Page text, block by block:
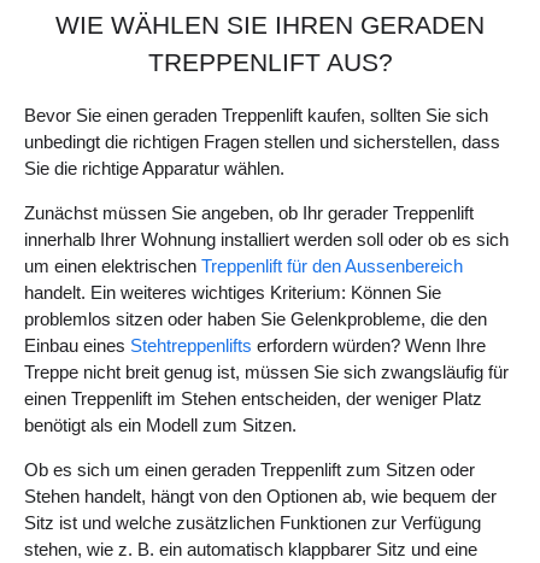
WIE WÄHLEN SIE IHREN GERADEN
TREPPENLIFT AUS?
Bevor Sie einen geraden Treppenlift kaufen, sollten Sie sich
unbedingt die richtigen Fragen stellen und sicherstellen, dass
Sie die richtige Apparatur wählen.
Zunächst müssen Sie angeben, ob Ihr gerader Treppenlift
innerhalb Ihrer Wohnung installiert werden soll oder ob es sich
um einen elektrischen Treppenlift für den Aussenbereich
handelt. Ein weiteres wichtiges Kriterium: Können Sie
problemlos sitzen oder haben Sie Gelenkprobleme, die den
Einbau eines Stehtreppenlifts erfordern würden? Wenn Ihre
Treppe nicht breit genug ist, müssen Sie sich zwangsläufig für
einen Treppenlift im Stehen entscheiden, der weniger Platz
benötigt als ein Modell zum Sitzen.
Ob es sich um einen geraden Treppenlift zum Sitzen oder
Stehen handelt, hängt von den Optionen ab, wie bequem der
Sitz ist und welche zusätzlichen Funktionen zur Verfügung
stehen, wie z. B. ein automatisch klappbarer Sitz und eine